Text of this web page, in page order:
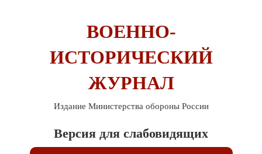
ВОЕННО-
ИСТОРИЧЕСКИЙ
ЖУРНАЛ
Издание Министерства обороны России
Версия для слабовидящих